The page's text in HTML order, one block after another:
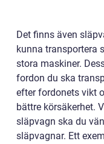
Det finns även
kunna transportera
stora maskiner.
fordon du ska
efter fordonets vikt
bättre körsäkerhet.
släpvagn ska du
släpvagnar. Ett